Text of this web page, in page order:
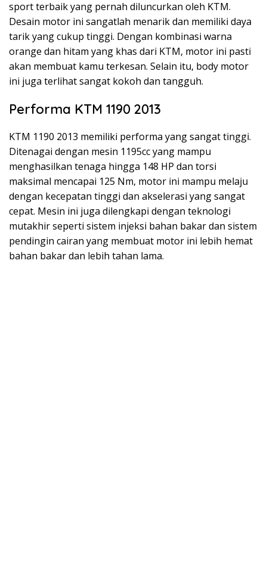
sport terbaik yang pernah diluncurkan oleh KTM.
Desain motor ini sangatlah menarik dan memiliki daya
tarik yang cukup tinggi. Dengan kombinasi warna
orange dan hitam yang khas dari KTM, motor ini pasti
akan membuat kamu terkesan. Selain itu, body motor
ini juga terlihat sangat kokoh dan tangguh.
Performa KTM 1190 2013
KTM 1190 2013 memiliki performa yang sangat tinggi.
Ditenagai dengan mesin 1195cc yang mampu
menghasilkan tenaga hingga 148 HP dan torsi
maksimal mencapai 125 Nm, motor ini mampu melaju
dengan kecepatan tinggi dan akselerasi yang sangat
cepat. Mesin ini juga dilengkapi dengan teknologi
mutakhir seperti sistem injeksi bahan bakar dan sistem
pendingin cairan yang membuat motor ini lebih hemat
bahan bakar dan lebih tahan lama.